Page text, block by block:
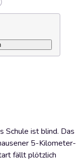
Schule ist blind. Das
5-Kilometer-
fällt plötzlich